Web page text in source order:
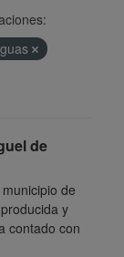
de
de
y
contado con